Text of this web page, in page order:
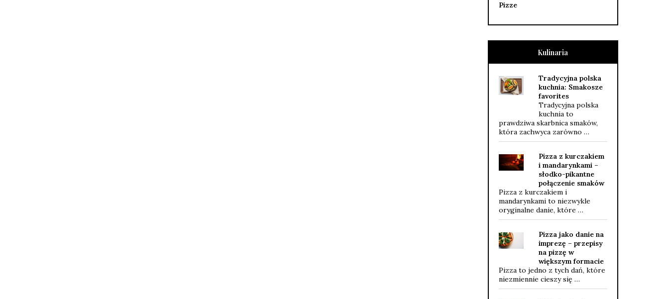
Pizze
Kulinaria
Tradycyjna polska
kuchnia: Smakosze
favorites
Tradycyjna polska
kuchnia to
prawdziwa skarbnica smaków,
która zachwyca zarówno …
Pizza z kurczakiem
i mandarynkami –
słodko-pikantne
połączenie smaków
Pizza z kurczakiem i
mandarynkami to niezwykle
oryginalne danie, które …
Pizza jako danie na
imprezę – przepisy
na pizzę w
większym formacie
Pizza to jedno z tych dań, które
niezmiennie cieszy się …